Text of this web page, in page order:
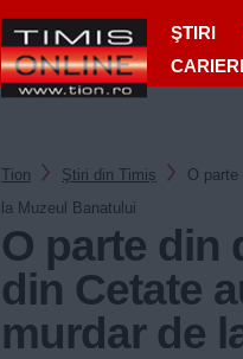
ŞTIRI
Tion Ştiri din Timiș
O
la Muzeul Banatului
O parte din
din Cetate
murdar de